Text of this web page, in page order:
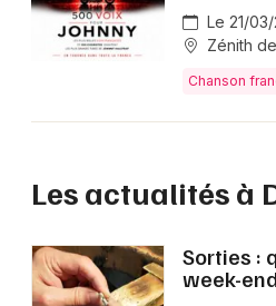
Le 21/
Zénith
Chanson
Les actualités à
Sorties :
week-